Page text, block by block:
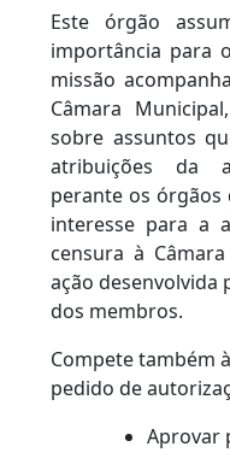
Este órgão
importância para
missão
Câmara
sobre assuntos
atribuições da
perante os
interesse para a
censura à
ação desenvolvida
dos membros.
Compete também
pedido de
Aprovar